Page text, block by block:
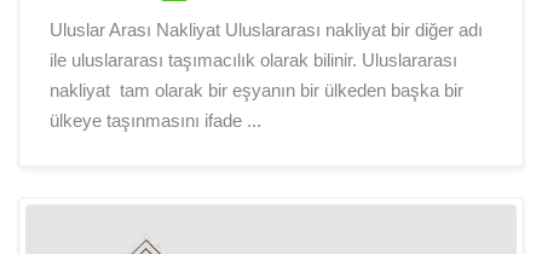
Uluslar Arası Nakliyat Uluslararası nakliyat bir diğer adı
ile uluslararası taşımacılık olarak bilinir. Uluslararası
nakliyat tam olarak bir eşyanın bir ülkeden başka bir
ülkeye taşınmasını ifade ...